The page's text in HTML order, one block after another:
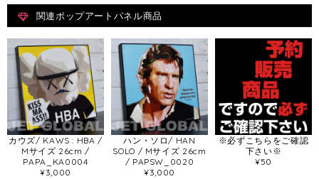
関連ポップアートパネル商品
カウズ/ KAWS : HBA /
Mサイズ 26cm /
PAPA_KA0004
¥3,000
ハン・ソロ/ HAN
SOLO / Mサイズ 26cm
/ PAPSW_0020
¥3,000
※必ずこちらをご確認
下さい※
¥50